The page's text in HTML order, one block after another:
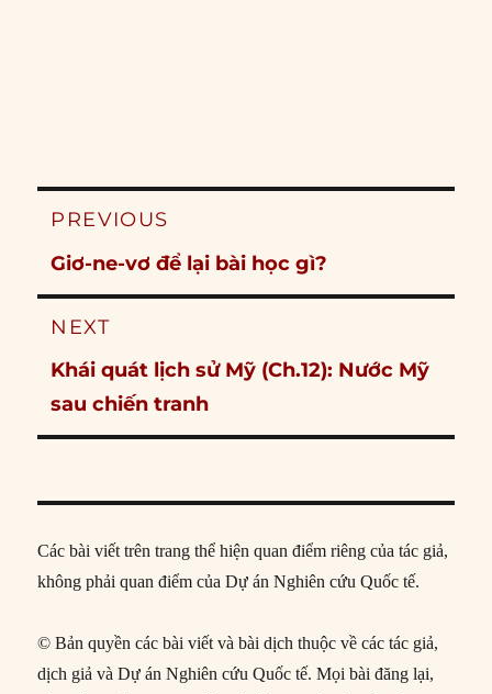
Post
PREVIOUS
Previous
post:
Giơ-ne-vơ để lại bài học gì?
NEXT
Next
post:
Khái quát lịch sử Mỹ (Ch.12): Nước Mỹ
sau chiến tranh
Các bài viết trên trang thể hiện quan điểm riêng của tác giả,
không phải quan điểm của Dự án Nghiên cứu Quốc tế.
© Bản quyền các bài viết và bài dịch thuộc về các tác giả,
dịch giả và Dự án Nghiên cứu Quốc tế. Mọi bài đăng lại,